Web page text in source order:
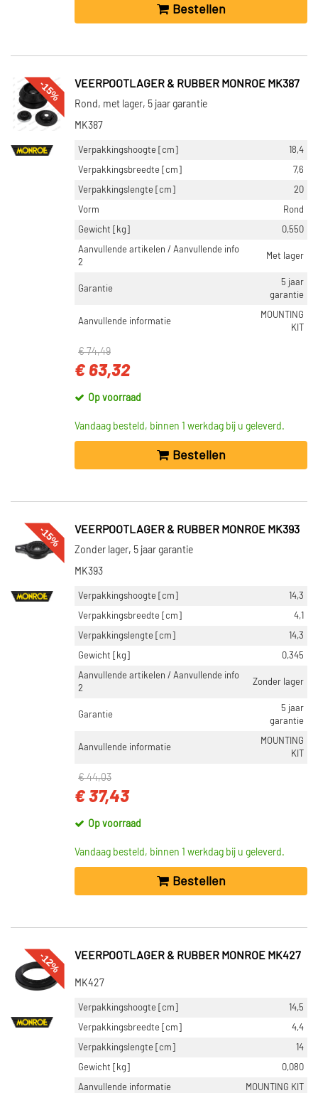
Bestellen
-15% VEERPOOTLAGER & RUBBER MONROE MK387
Rond, met lager, 5 jaar garantie
MK387
Verpakkingshoogte [cm]
18,4
Verpakkingsbreedte [cm]
7,6
Verpakkingslengte [cm]
20
Vorm
Rond
Gewicht [kg]
0,550
Aanvullende artikelen / Aanvullende info
2
Met lager
Garantie
5 jaar
garantie
Aanvullende informatie
MOUNTING
KIT
€ 74,49
€ 63,32
Op voorraad
Vandaag besteld, binnen 1 werkdag bij u geleverd.
Bestellen
-15% VEERPOOTLAGER & RUBBER MONROE MK393
Zonder lager, 5 jaar garantie
MK393
Verpakkingshoogte [cm]
14,3
Verpakkingsbreedte [cm]
4,1
Verpakkingslengte [cm]
14,3
Gewicht [kg]
0,345
Aanvullende artikelen / Aanvullende info
2
Zonder lager
Garantie
5 jaar
garantie
Aanvullende informatie
MOUNTING
KIT
€ 44,03
€ 37,43
Op voorraad
Vandaag besteld, binnen 1 werkdag bij u geleverd.
Bestellen
-12% VEERPOOTLAGER & RUBBER MONROE MK427
MK427
Verpakkingshoogte [cm]
14,5
Verpakkingsbreedte [cm]
4,4
Verpakkingslengte [cm]
14
Gewicht [kg]
0,080
Aanvullende informatie
MOUNTING KIT